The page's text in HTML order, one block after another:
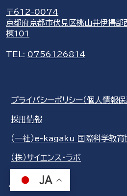
〒612-0074
京都府京都市伏見区桃山井伊掃部
棟101
TEL: 0756126814
プライバシーポリシー（個人情報保
採用情報
（一社）e-kagaku 国際科学教育
（株）サイエンス・ラボ
share
JA